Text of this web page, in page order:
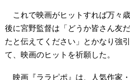
これで映画がヒットすれば万々
後に宮野監督は「どうか皆さん友
たと伝えてください」とかなり強
て、映画のヒットを祈願した。
映画『ララピポ』は、人気作家・